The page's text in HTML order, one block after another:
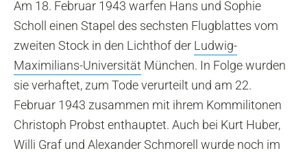
Am 18. Februar 1943 warfen Hans und Sophie
Scholl einen Stapel des sechsten Flugblattes vom
zweiten Stock in den Lichthof der Ludwig-
Maximilians-Universität München. In Folge wurden
sie verhaftet, zum Tode verurteilt und am 22.
Februar 1943 zusammen mit ihrem Kommilitonen
Christoph Probst enthauptet. Auch bei Kurt Huber,
Willi Graf und Alexander Schmorell wurde noch im